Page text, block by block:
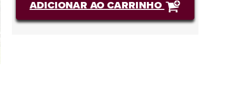
ADICIONAR AO CARRINHO